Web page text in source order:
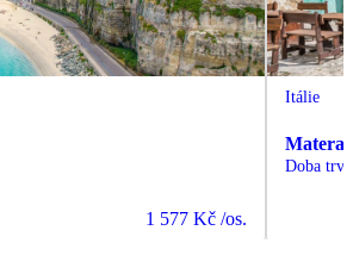
1 577 Kč /os.
Itálie
Matera
Doba